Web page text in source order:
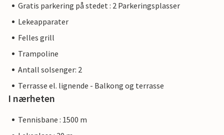
Gratis parkering på stedet : 2 Parkeringsplasser
Lekeapparater
Felles grill
Trampoline
Antall solsenger: 2
Terrasse el. lignende - Balkong og terrasse
I nærheten
Tennisbane : 1500 m